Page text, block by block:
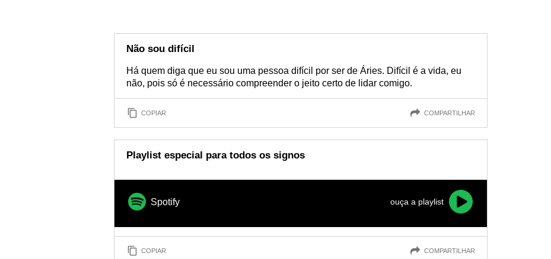
Não sou difícil
Há quem diga que eu sou uma pessoa difícil por ser de Áries. Difícil é a vida, eu
não, pois só é necessário compreender o jeito certo de lidar comigo.
COPIAR COMPARTILHAR
Playlist especial para todos os signos
Spotify ouça a playlist
COPIAR COMPARTILHAR